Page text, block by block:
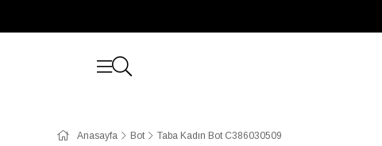
Anasayfa Bot Taba Kadın Bot C386030509